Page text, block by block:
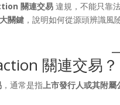
關連交易 違規，不能只靠
關鍵 ，說明如何從源頭辨識風
關連交易？
，通常是指上市發行人或其附屬